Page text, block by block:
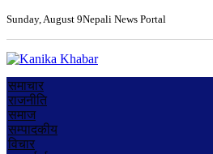
Sunday, August 9Nepali News Portal
समाचार
राजनीति
समाज
सम्पादकीय
विचार